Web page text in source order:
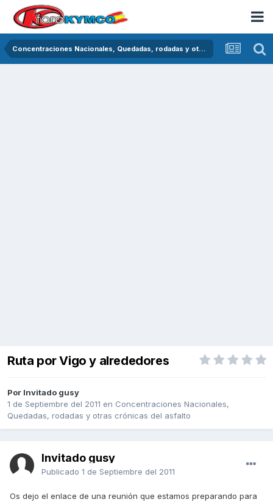
Concentraciones Nacionales, Quedadas, rodadas y otras crónicas del asfalto
Ruta por Vigo y alrededores
Por Invitado gusy
1 de Septiembre del 2011 en Concentraciones Nacionales,
Quedadas, rodadas y otras crónicas del asfalto
Invitado gusy
Publicado 1 de Septiembre del 2011
Os dejo el enlace de una reunión que estamos preparando para